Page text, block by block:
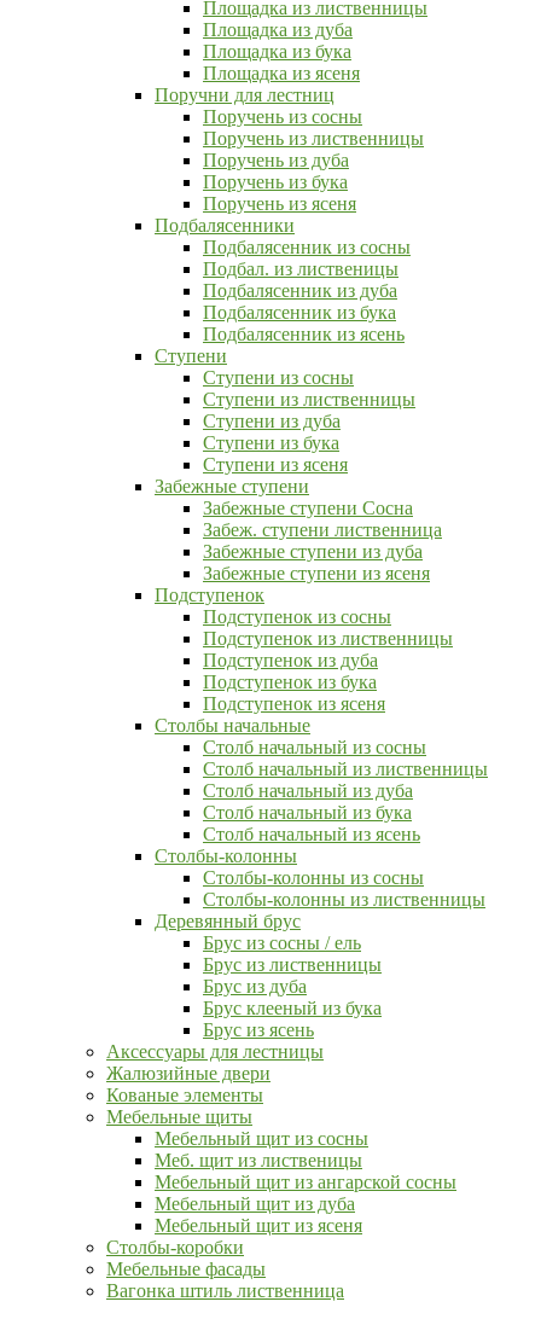
Площадка из лиственницы
Площадка из дуба
Площадка из бука
Площадка из ясеня
Поручни для лестниц
Поручень из сосны
Поручень из лиственницы
Поручень из дуба
Поручень из бука
Поручень из ясеня
Подбалясенники
Подбалясенник из сосны
Подбал. из лиственицы
Подбалясенник из дуба
Подбалясенник из бука
Подбалясенник из ясень
Ступени
Ступени из сосны
Ступени из лиственницы
Ступени из дуба
Ступени из бука
Ступени из ясеня
Забежные ступени
Забежные ступени Сосна
Забеж. ступени лиственница
Забежные ступени из дуба
Забежные ступени из ясеня
Подступенок
Подступенок из сосны
Подступенок из лиственницы
Подступенок из дуба
Подступенок из бука
Подступенок из ясеня
Столбы начальные
Столб начальный из сосны
Столб начальный из лиственницы
Столб начальный из дуба
Столб начальный из бука
Столб начальный из ясень
Столбы-колонны
Столбы-колонны из сосны
Столбы-колонны из лиственницы
Деревянный брус
Брус из сосны / ель
Брус из лиственницы
Брус из дуба
Брус клееный из бука
Брус из ясень
Аксессуары для лестницы
Жалюзийные двери
Кованые элементы
Мебельные щиты
Мебельный щит из сосны
Меб. щит из лиственицы
Мебельный щит из ангарской сосны
Мебельный щит из дуба
Мебельный щит из ясеня
Столбы-коробки
Мебельные фасады
Вагонка штиль лиственница